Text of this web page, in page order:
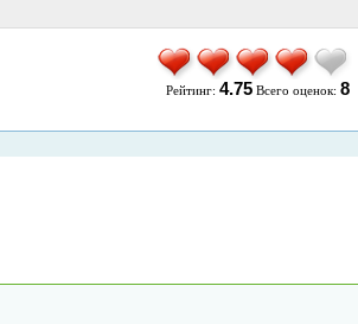
Рейтинг: 4.75Всего оценок: 8